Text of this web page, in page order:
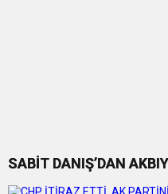
SABİT DANIŞ’DAN